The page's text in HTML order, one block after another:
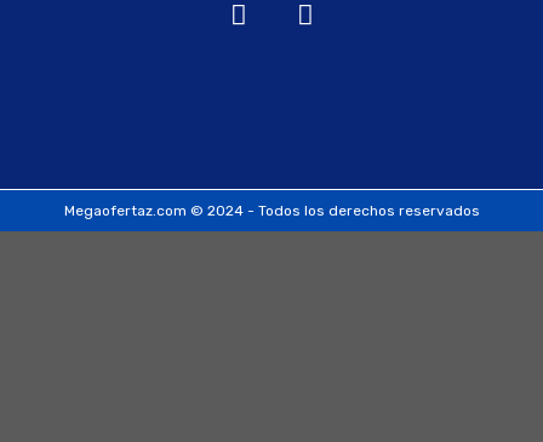
Megaofertaz.com © 2024 - Todos los derechos reservados